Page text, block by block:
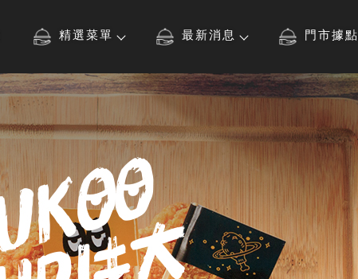
精選菜單 最新消息 門市據點